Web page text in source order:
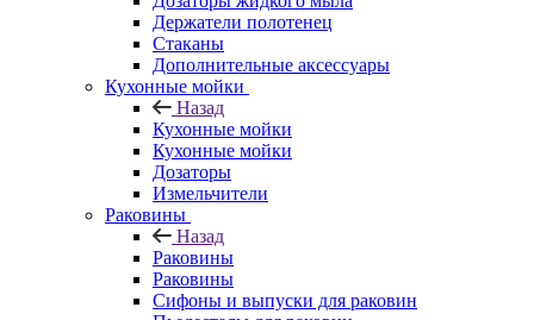
Держатели полотенец
Стаканы
Дополнительные аксессуары
Кухонные мойки
Назад
Кухонные мойки
Кухонные мойки
Дозаторы
Измельчители
Раковины
Назад
Раковины
Раковины
Сифоны и выпуски для раковин